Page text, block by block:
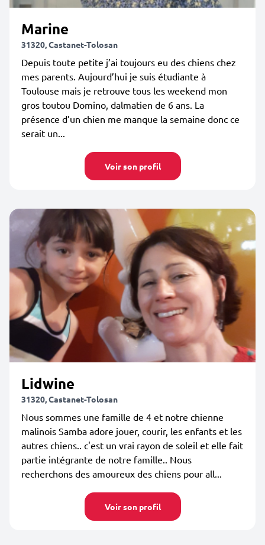
Marine
31320, Castanet-Tolosan
Depuis toute petite j’ai toujours eu des chiens chez
mes parents. Aujourd’hui je suis étudiante à
Toulouse mais je retrouve tous les weekend mon
gros toutou Domino, dalmatien de 6 ans. La
présence d’un chien me manque la semaine donc ce
serait un...
Voir son profil
Lidwine
31320, Castanet-Tolosan
Nous sommes une famille de 4 et notre chienne
malinois Samba adore jouer, courir, les enfants et les
autres chiens.. c'est un vrai rayon de soleil et elle fait
partie intégrante de notre famille.. Nous
recherchons des amoureux des chiens pour all...
Voir son profil